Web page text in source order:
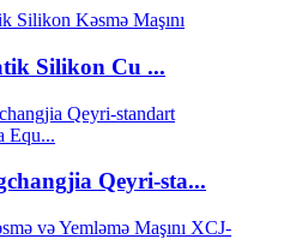
Silikon Cu ...
Qeyri-sta...